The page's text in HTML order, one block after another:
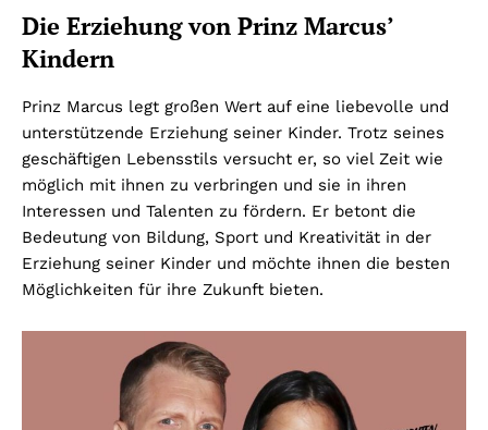
Die Erziehung von Prinz Marcus’
Kindern
Prinz Marcus legt großen Wert auf eine liebevolle und
unterstützende Erziehung seiner Kinder. Trotz seines
geschäftigen Lebensstils versucht er, so viel Zeit wie
möglich mit ihnen zu verbringen und sie in ihren
Interessen und Talenten zu fördern. Er betont die
Bedeutung von Bildung, Sport und Kreativität in der
Erziehung seiner Kinder und möchte ihnen die besten
Möglichkeiten für ihre Zukunft bieten.